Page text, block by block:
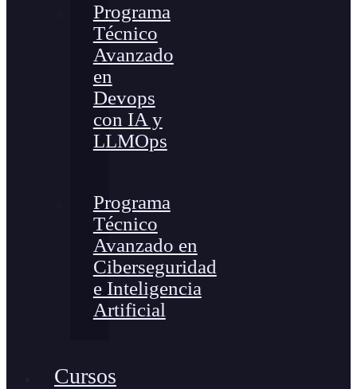
Programa
Técnico
Avanzado
en
Devops
con IA y
LLMOps
Programa
Técnico
Avanzado en
Ciberseguridad
e Inteligencia
Artificial
Cursos